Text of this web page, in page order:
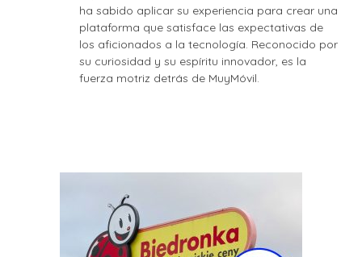
ha sabido aplicar su experiencia para crear una
plataforma que satisface las expectativas de
los aficionados a la tecnología. Reconocido por
su curiosidad y su espíritu innovador, es la
fuerza motriz detrás de MuyMóvil.